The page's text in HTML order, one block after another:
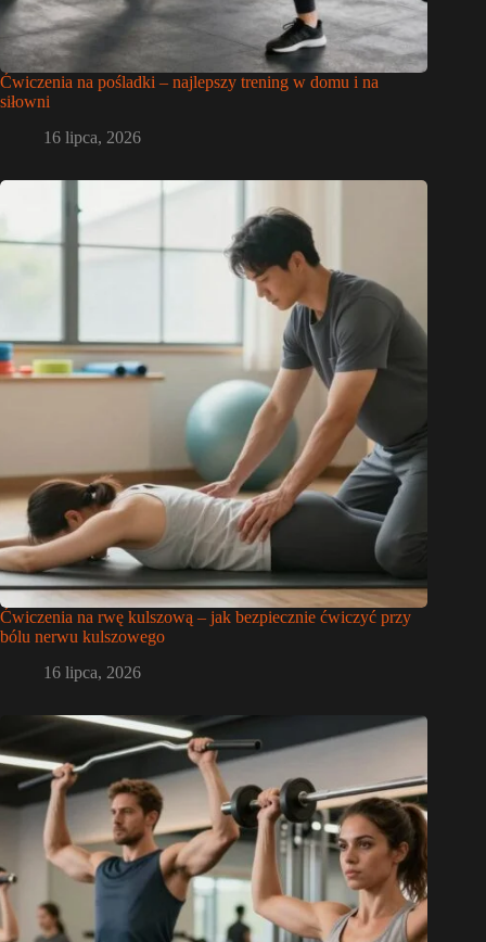
Ćwiczenia na pośladki – najlepszy trening w domu i na
siłowni
16 lipca, 2026
Ćwiczenia na rwę kulszową – jak bezpiecznie ćwiczyć przy
bólu nerwu kulszowego
16 lipca, 2026